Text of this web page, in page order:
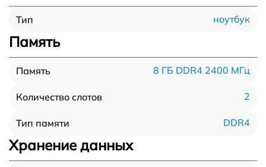
Тип ноутбук
Память
Память 8 ГБ DDR4 2400 МГц
Количество слотов 2
Тип памяти DDR4
Хранение данных